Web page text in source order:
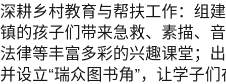
深耕乡村教育与帮扶工作：组
镇的孩子们带来急救、素描、
法律等丰富多彩的兴趣课堂；
并设立“瑞众图书角”，让学子